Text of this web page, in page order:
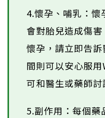
4.懷孕、哺乳：
會對胎兒造成傷
懷孕，請立即告
間則可以安心服
可和醫生或藥師討
5.副作用：每個藥